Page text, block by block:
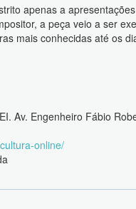
apenas a
a peça veio a ser
mais conhecidas até os
Av. Engenheiro Fábio
online/